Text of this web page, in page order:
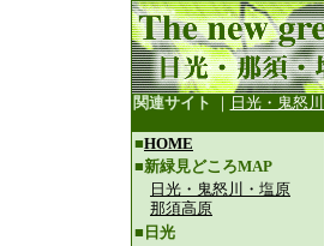
関連サイト ｜ 日光・鬼怒
■HOME
■新緑見どころMAP
日光・鬼怒川・塩原
那須高原
■日光